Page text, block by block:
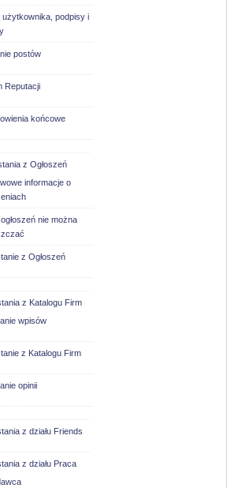
użytkownika, podpisy i
postów
Reputacji
końcowe
z Ogłoszeń
informacje o
nie można
z Ogłoszeń
z Katalogu Firm
wpisów
z Katalogu Firm
opinii
z działu Friends
z działu Praca